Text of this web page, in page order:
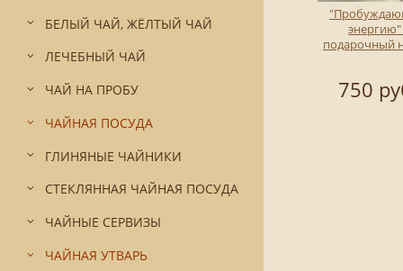
БЕЛЫЙ ЧАЙ, ЖЁЛТЫЙ ЧАЙ
ЛЕЧЕБНЫЙ ЧАЙ
ЧАЙ НА ПРОБУ
ЧАЙНАЯ ПОСУДА
ГЛИНЯНЫЕ ЧАЙНИКИ
СТЕКЛЯННАЯ ЧАЙНАЯ ПОСУДА
ЧАЙНЫЕ СЕРВИЗЫ
ЧАЙНАЯ УТВАРЬ
энергию"
подарочный
750